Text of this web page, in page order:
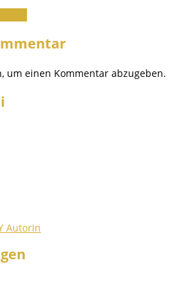
um einen Kommentar abzugeben.
AutorIn